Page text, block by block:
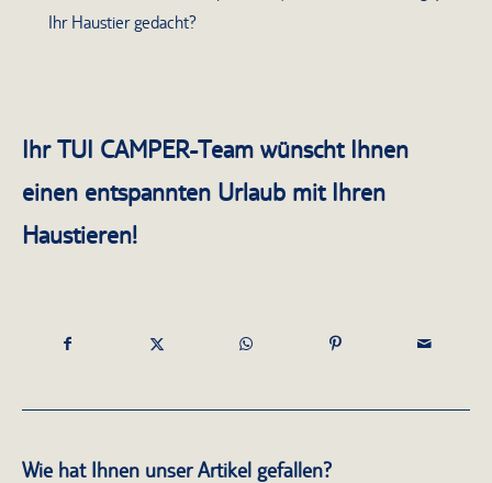
Ihr Haustier gedacht?
Ihr TUI CAMPER-Team wünscht Ihnen
einen entspannten Urlaub mit Ihren
Haustieren!
Wie hat Ihnen unser Artikel gefallen?